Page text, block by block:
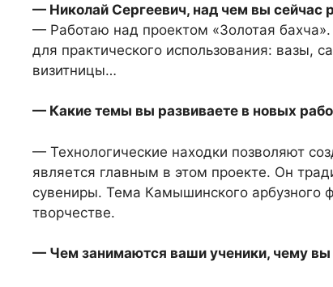
— Николай Сергеевич, над чем вы сейчас
— Работаю над проектом «Золотая
для практического использования: вазы,
визитницы…
— Какие темы вы развиваете в новых
— Технологические находки позволяют
является главным в этом проекте. Он
сувениры. Тема Камышинского арбузного
творчестве.
— Чем занимаются ваши ученики, чему вы